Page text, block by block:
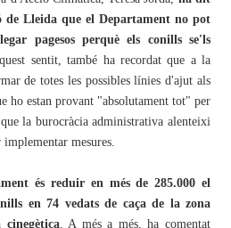
de Lleida que el Departament no pot
pagesos perquè els conills se'ls
sentit, també ha recordat que a la
de totes les possibles línies d'ajut als
ho estan provant "absolutament tot" per
la burocràcia administrativa alenteixi
mesures.
és reduir en més de 285.000 el
en 74 vedats de caça de la zona
cinegètica. A més a més, ha comentat